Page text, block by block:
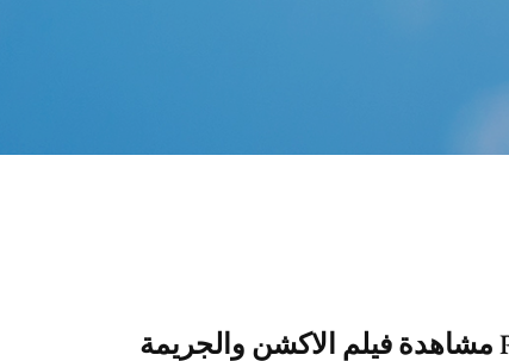
مشاهدة فيلم الاكشن والجريمة Parker 2013 مترجم بجودة 720p BluRay